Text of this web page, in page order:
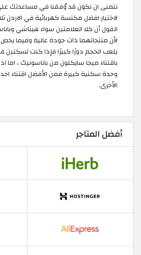
نتمنى ان نكون قد وُفقنا في مساعدتك على
لاختيار افضل مكنسة كهربائية في الاردن
القول أن كلا العلامتين سواء هيتاشي
لأن منتجاتهما ذات جودة عالية وفيما يخص
يلعب الحجم دورًا كبيرًا فإذا كنت
باقتناء ميجا سايكلون من باناسونيك ،
وحدة سكنية كبيرة فمن الأفضل اقتناء
الأخرى.
أفضل المتاجر